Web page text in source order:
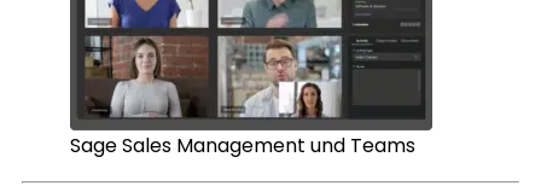
Sage Sales Management und Teams